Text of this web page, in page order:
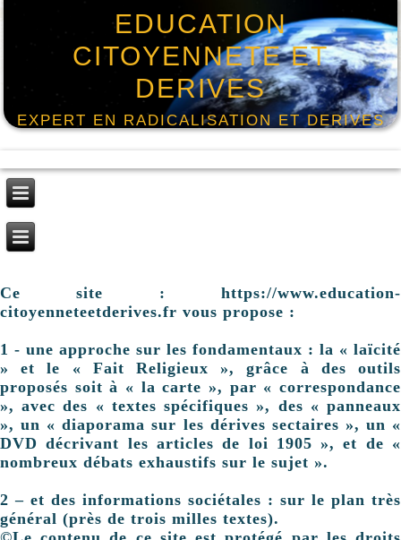
EDUCATION
CITOYENNETE ET
DERIVES
EXPERT EN RADICALISATION ET DERIVES
Ce site : https://www.education-
citoyenneteetderives.fr vous propose :
1 - une approche sur les fondamentaux : la « laïcité
» et le « Fait Religieux », grâce à des outils
proposés soit à « la carte », par « correspondance
», avec des « textes spécifiques », des « panneaux
», un « diaporama sur les dérives sectaires », un «
DVD décrivant les articles de loi 1905 », et de «
nombreux débats exhaustifs sur le sujet ».
2 – et des informations sociétales : sur le plan très
général (près de trois milles textes).